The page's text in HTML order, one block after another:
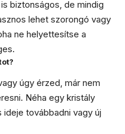
biztonságos, de mindig
lehet szorongó vagy
ne helyettesítse a
úgy érzed, már nem
Néha egy kristály
továbbadni vagy új